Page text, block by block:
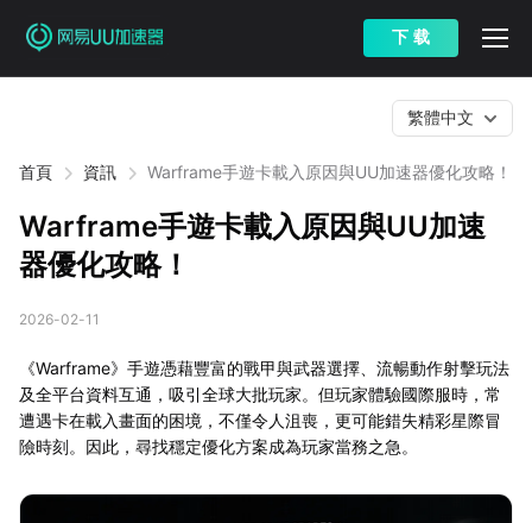
下 载
首頁 資訊 Warframe手遊卡載入原因與UU加速器優化攻略！
繁體中文
Warframe手遊卡載入原因與UU加速
器優化攻略！
2026-02-11
《Warframe》手遊憑藉豐富的戰甲與武器選擇、流暢動作射擊玩法
及全平台資料互通，吸引全球大批玩家。但玩家體驗國際服時，常
遭遇卡在載入畫面的困境，不僅令人沮喪，更可能錯失精彩星際冒
險時刻。因此，尋找穩定優化方案成為玩家當務之急。